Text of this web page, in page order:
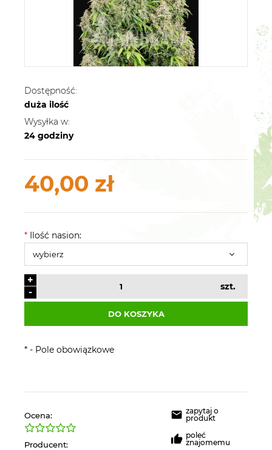
Dostępność:
duża ilość
Wysyłka w:
24 godziny
40,00 zł
* Ilość nasion:
-
+
szt.
DO KOSZYKA
* - Pole obowiązkowe
Ocena:
Producent:
zapytaj o
produkt
poleć
znajomemu